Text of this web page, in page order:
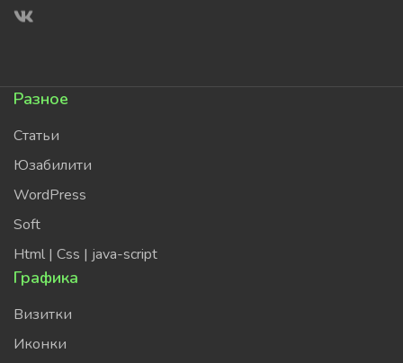
Разное
Статьи
Юзабилити
WordPress
Soft
Html | Css | java-script
Графика
Визитки
Иконки